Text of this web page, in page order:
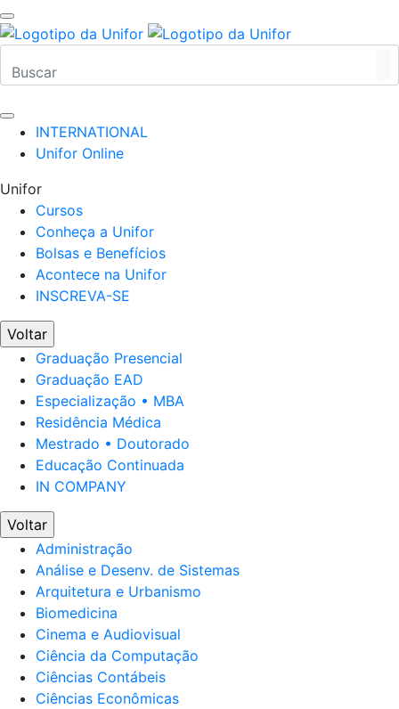
INTERNATIONAL
Unifor Online
Unifor
Cursos
Conheça a Unifor
Bolsas e Benefícios
Acontece na Unifor
INSCREVA-SE
Voltar
Graduação Presencial
Graduação EAD
Especialização • MBA
Residência Médica
Mestrado • Doutorado
Educação Continuada
IN COMPANY
Voltar
Administração
Análise e Desenv. de Sistemas
Arquitetura e Urbanismo
Biomedicina
Cinema e Audiovisual
Ciência da Computação
Ciências Contábeis
Ciências Econômicas